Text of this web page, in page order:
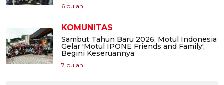
6 bulan
KOMUNITAS
Sambut Tahun Baru 2026, Motul Indonesia
Gelar 'Motul IPONE Friends and Family',
Begini Keseruannya
7 bulan